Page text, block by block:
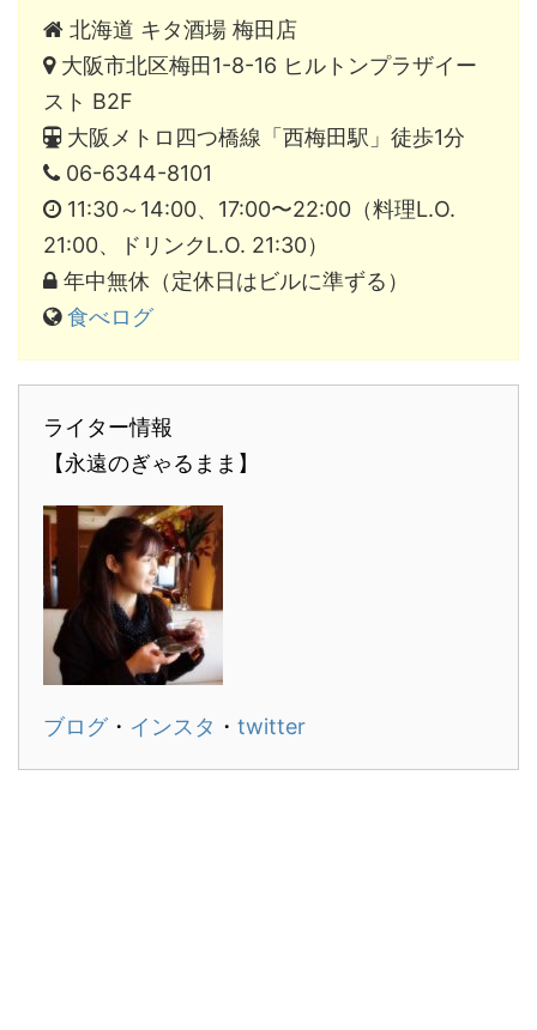
北海道 キタ酒場 梅田店
大阪市北区梅田1-8-16 ヒルトンプラザイー
スト B2F
大阪メトロ四つ橋線「西梅田駅」徒歩1分
06-6344-8101
11:30～14:00、17:00〜22:00（料理L.O.
21:00、ドリンクL.O. 21:30）
年中無休（定休日はビルに準ずる）
食べログ
ライター情報
【永遠のぎゃるまま】
ブログ・ インスタ ・ twitter